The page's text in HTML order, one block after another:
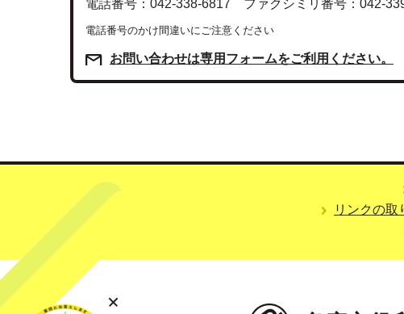
電話番号：042-338-6817 ファクシミリ番号：042-
電話番号のかけ間違いにご注意ください
お問い合わせは専用フォームをご利用ください。
リンクの取